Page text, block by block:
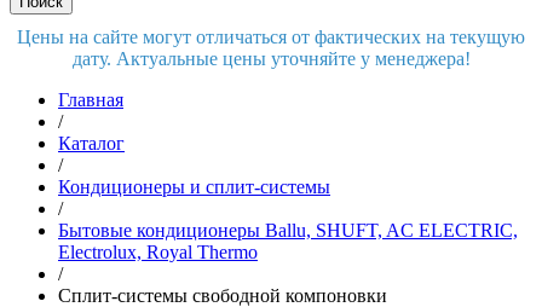
Цены на сайте могут отличаться от фактических на текущую
дату. Актуальные цены уточняйте у менеджера!
Главная
/
Каталог
/
Кондиционеры и сплит-системы
/
Бытовые кондиционеры Ballu, SHUFT, AC ELECTRIC,
Electrolux, Royal Thermo
/
Сплит-системы свободной компоновки